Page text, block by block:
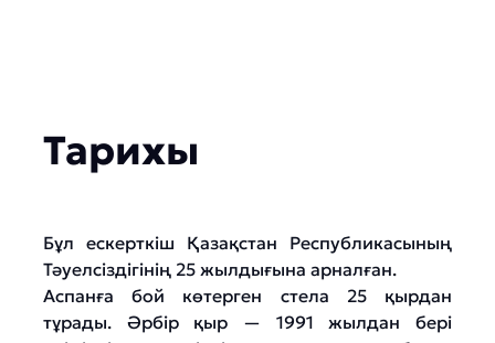
Тарихы
Бұл ескерткіш Қазақстан Республикасының
Тәуелсіздігінің 25 жылдығына арналған.
Аспанға бой көтерген стела 25 қырдан
тұрады. Әрбір қыр — 1991 жылдан бері